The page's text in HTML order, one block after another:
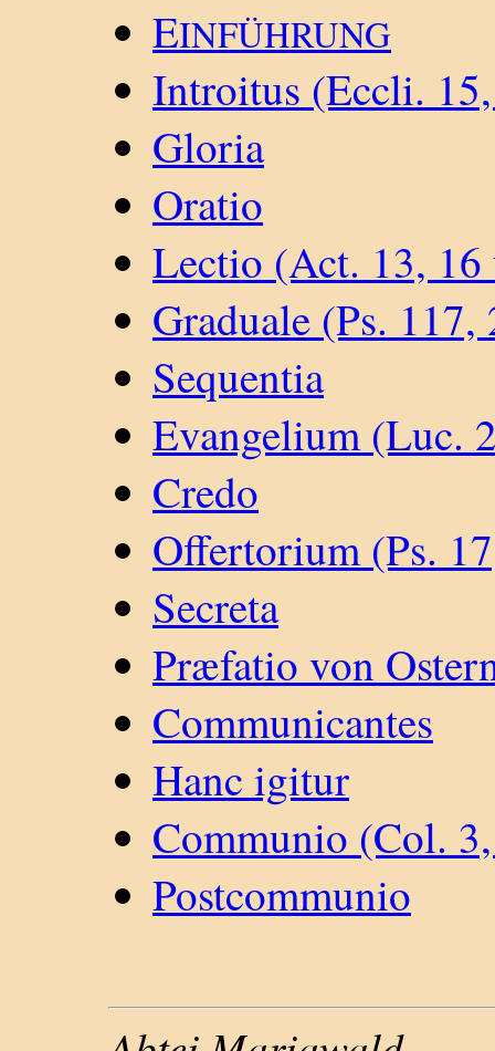
EINFÜHRUNG
Introitus (Eccli.
Gloria
Oratio
Lectio (Act. 13, 16
Graduale (Ps. 117,
Sequentia
Evangelium (Luc.
Credo
Offertorium (Ps.
Secreta
Præfatio von
Communicantes
Hanc igitur
Communio (Col.
Postcommunio